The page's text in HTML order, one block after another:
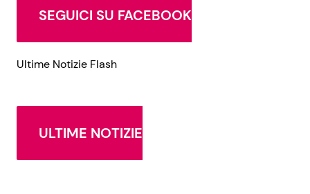
SEGUICI SU FACEBOOK
Ultime Notizie Flash
ULTIME NOTIZIE